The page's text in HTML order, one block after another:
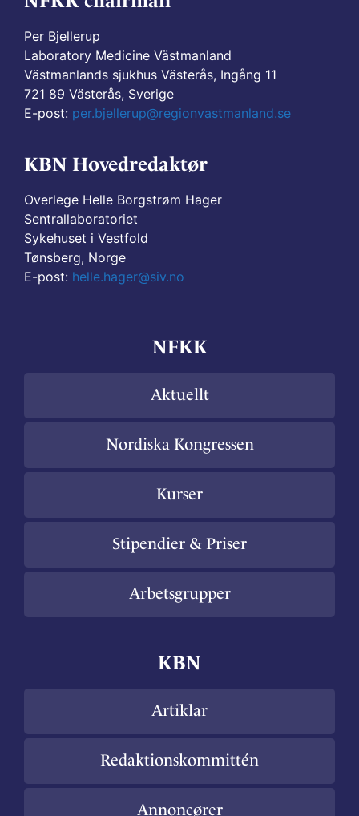
Per Bjellerup
Laboratory Medicine Västmanland
Västmanlands sjukhus Västerås, Ingång 11
721 89 Västerås, Sverige
E-post: per.bjellerup@regionvastmanland.se
KBN Hovedredaktør
Overlege Helle Borgstrøm Hager
Sentrallaboratoriet
Sykehuset i Vestfold
Tønsberg, Norge
E-post: helle.hager@siv.no
NFKK
Aktuellt
Nordiska Kongressen
Kurser
Stipendier & Priser
Arbetsgrupper
KBN
Artiklar
Redaktionskommittén
Annoncører